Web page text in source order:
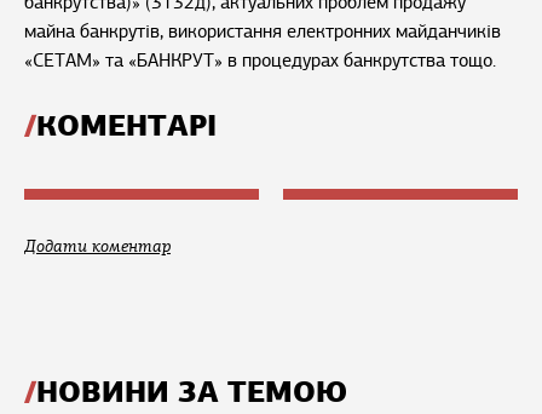
майна банкрутів, використання електронних майданчиків
«СЕТАМ» та «БАНКРУТ» в процедурах банкрутства тощо.
КОМЕНТАРІ
Додати коментар
НОВИНИ ЗА ТЕМОЮ